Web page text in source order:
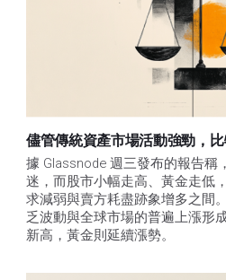
儘管傳統資產市場活動強勁，
據 Glassnode 週三發布的報告稱
迷，而股市小幅走高、黃金走低
求減弱與賣方耗盡跡象增多之間
乏波動與全球市場的普遍上漲形
新高，黃金則延續漲勢。